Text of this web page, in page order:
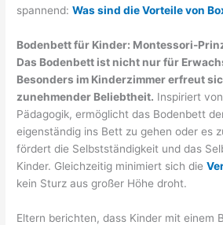
spannend:Was sind die Vorteile von
Bodenbett für Kinder: Montessori-
Das Bodenbett ist nicht nur für
Besonders im Kinderzimmer erfreut
zunehmender Beliebtheit. Inspiriert
Pädagogik, ermöglicht das Bodenbett
eigenständig ins Bett zu gehen oder es
fördert die Selbstständigkeit und das
Kinder. Gleichzeitig minimiert sich die
kein Sturz aus großer Höhe droht.
Eltern berichten, dass Kinder mit einem